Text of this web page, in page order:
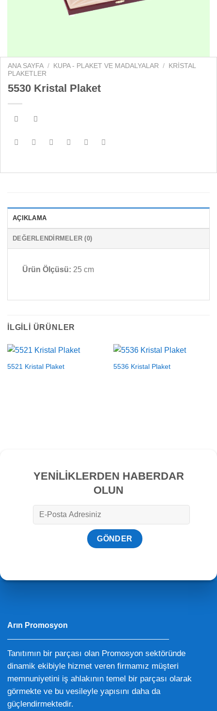
ANA SAYFA / KUPA - PLAKET VE MADALYALAR /
KRISTAL
PLAKETLER
5530 Kristal Plaket
AÇIKLAMA
DEĞERLENDIRMELER (0)
Ürün Ölçüsü: 25 cm
İLGILI ÜRÜNLER
5521 Kristal Plaket 5536 Kristal Plaket
YENİLİKLERDEN HABERDAR
OLUN
Arın Promosyon
Tanıtımın bir parçası olan Promosyon sektöründe
dinamik ekibiyle hizmet veren firmamız müşteri
memnuniyetini iş ahlakının temel bir parçası olarak
görmekte ve bu vesileyle yapısını daha da
güçlendirmektedir.